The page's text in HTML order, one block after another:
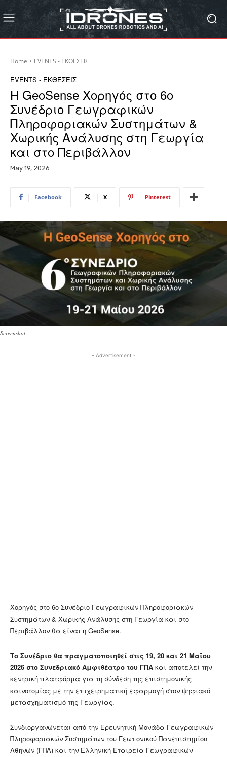
Home EVENTS - ΕΚΘΕΣΕΙΣ
EVENTS - ΕΚΘΕΣΕΙΣ
Η GeoSense Χορηγός στο 6ο
Συνέδριο Γεωγραφικών
Πληροφοριακών Συστημάτων &
Χωρικής Ανάλυσης στη Γεωργία
και στο Περιβάλλον
May 19, 2026
Facebook X Pinterest
Screenshot
- Advertisement -
Χορηγός στο 6ο Συνέδριο Γεωγραφικών Πληροφοριακών
Συστημάτων & Χωρικής Ανάλυσης στη Γεωργία και στο
Περιβάλλον θα είναι η GeoSense.
Το Συνέδριο θα πραγματοποιηθεί στις 19, 20 και 21 Μαΐου
2026 στο Συνεδριακό Αμφιθέατρο του ΓΠΑ και αποτελεί την
κεντρική πλατφόρμα για τη σύνδεση της επιστημονικής
καινοτομίας με την επιχειρηματική εφαρμογή στον ψηφιακό
μετασχηματισμό της Γεωργίας.
Συνδιοργανώνεται από την Ερευνητική Μονάδα Γεωγραφικών
Πληροφοριακών Συστημάτων του Γεωπονικού Πανεπιστημίου
Αθηνών (ΓΠΑ) και την Ελληνική Εταιρεία Γεωγραφικών